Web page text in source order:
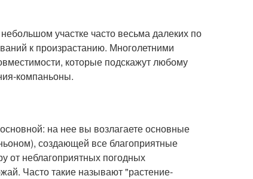
участке часто весьма далеких по
к произрастанию. Многолетними
которые подскажут любому
компаньоны.
на нее вы возлагаете основные
создающей все благоприятные
от неблагоприятных погодных
Часто такие называют "растение-